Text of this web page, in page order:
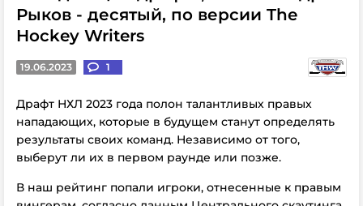
Рыков - десятый, по версии The
Hockey Writers
19.06.2023 1
Драфт НХЛ 2023 года полон талантливых правых
нападающих, которые в будущем станут определять
результаты своих команд. Независимо от того,
выберут ли их в первом раунде или позже.
В наш рейтинг попали игроки, отнесенные к правым